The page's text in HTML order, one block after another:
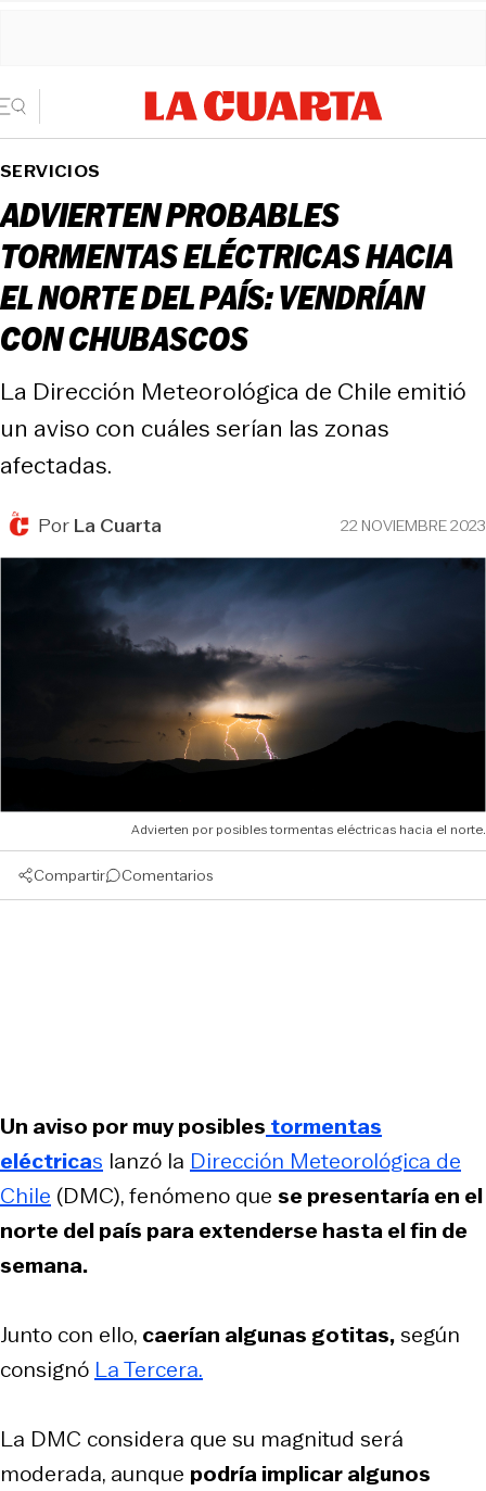
SERVICIOS
ADVIERTEN PROBABLES
TORMENTAS ELÉCTRICAS HACIA
EL NORTE DEL PAÍS: VENDRÍAN
CON CHUBASCOS
La Dirección Meteorológica de Chile emitió
un aviso con cuáles serían las zonas
afectadas.
PorLa Cuarta 22 NOVIEMBRE 2023
Advierten por posibles tormentas eléctricas hacia el norte.
Compartir Comentarios
Un aviso por muy posibles tormentas
eléctricas lanzó la Dirección Meteorológica de
Chile (DMC), fenómeno que se presentaría en el
norte del país para extenderse hasta el fin de
semana.
Junto con ello, caerían algunas gotitas,según
consignó La Tercera.
La DMC considera que su magnitud será
moderada, aunque podría implicar algunos